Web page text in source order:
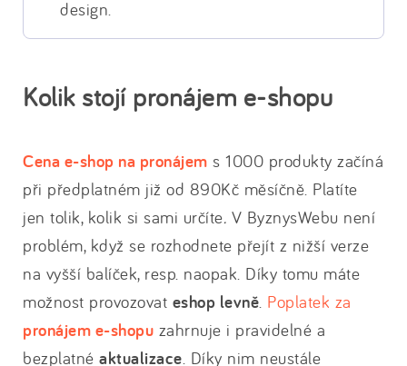
design.
Kolik stojí pronájem e-shopu
Cena e-shop na pronájem s 1000 produkty začíná
při předplatném již od 890Kč měsíčně. Platíte
jen tolik, kolik si sami určíte. V ByznysWebu není
problém, když se rozhodnete přejít z nižší verze
na vyšší balíček, resp. naopak. Díky tomu máte
možnost provozovat eshop levně Poplatek za
pronájem e-shopu zahrnuje i pravidelné a
bezplatné aktualizace . Díky nim neustále